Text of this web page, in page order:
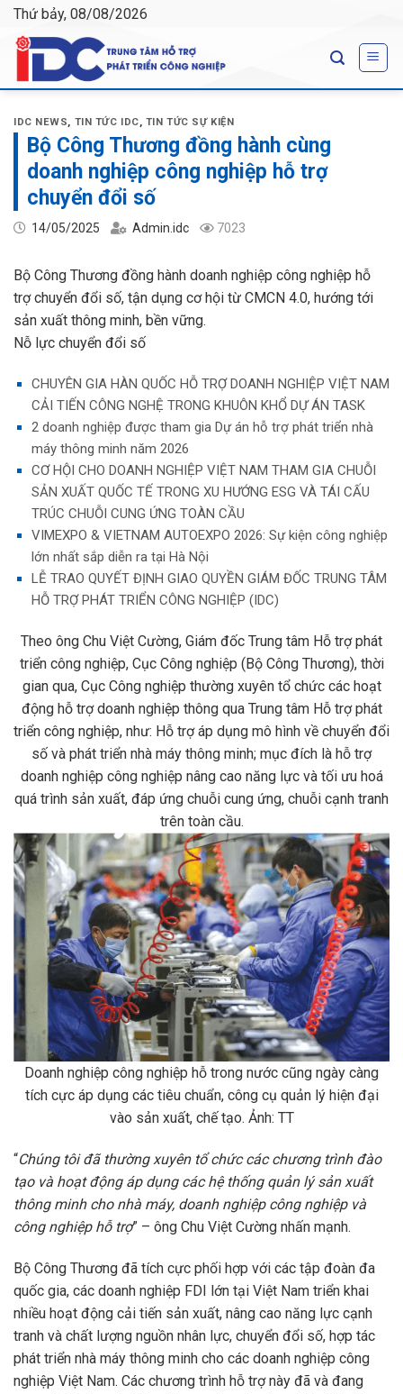
Skip
content
Thứ bảy, 08/08/2026
IDC NEWS, TIN TỨC IDC, TIN TỨC SỰ KIỆN
Bộ Công Thương đồng hành cùng
doanh nghiệp công nghiệp hỗ trợ
chuyển đổi số
14/05/2025 Admin.idc 7023
Bộ Công Thương đồng hành doanh nghiệp công nghiệp hỗ
trợ chuyển đổi số, tận dụng cơ hội từ CMCN 4.0, hướng tới
sản xuất thông minh, bền vững.
Nỗ lực chuyển đổi số
CHUYÊN GIA HÀN QUỐC HỖ TRỢ DOANH NGHIỆP VIỆT NAM
CẢI TIẾN CÔNG NGHỆ TRONG KHUÔN KHỔ DỰ ÁN TASK
2 doanh nghiệp được tham gia Dự án hỗ trợ phát triển nhà
máy thông minh năm 2026
CƠ HỘI CHO DOANH NGHIỆP VIỆT NAM THAM GIA CHUỖI
SẢN XUẤT QUỐC TẾ TRONG XU HƯỚNG ESG VÀ TÁI CẤU
TRÚC CHUỖI CUNG ỨNG TOÀN CẦU
VIMEXPO & VIETNAM AUTOEXPO 2026: Sự kiện công nghiệp
lớn nhất sắp diễn ra tại Hà Nội
LỄ TRAO QUYẾT ĐỊNH GIAO QUYỀN GIÁM ĐỐC TRUNG TÂM
HỖ TRỢ PHÁT TRIỂN CÔNG NGHIỆP (IDC)
Theo ông Chu Việt Cường, Giám đốc Trung tâm Hỗ trợ phát
triển công nghiệp, Cục Công nghiệp (Bộ Công Thương), thời
gian qua, Cục Công nghiệp thường xuyên tổ chức các hoạt
động hỗ trợ doanh nghiệp thông qua Trung tâm Hỗ trợ phát
triển công nghiệp, như: Hỗ trợ áp dụng mô hình về chuyển đổi
số và phát triển nhà máy thông minh; mục đích là hỗ trợ
doanh nghiệp công nghiệp nâng cao năng lực và tối ưu hoá
quá trình sản xuất, đáp ứng chuỗi cung ứng, chuỗi cạnh tranh
trên toàn cầu.
Doanh nghiệp công nghiệp hỗ trong nước cũng ngày càng
tích cực áp dụng các tiêu chuẩn, công cụ quản lý hiện đại
vào sản xuất, chế tạo. Ảnh: TT
“Chúng tôi đã thường xuyên tổ chức các chương trình đào
tạo và hoạt động áp dụng các hệ thống quản lý sản xuất
thông minh cho nhà máy, doanh nghiệp công nghiệp và
công nghiệp hỗ trợ” – ông Chu Việt Cường nhấn mạnh.
Bộ Công Thương đã tích cực phối hợp với các tập đoàn đa
quốc gia, các doanh nghiệp FDI lớn tại Việt Nam triển khai
nhiều hoạt động cải tiến sản xuất, nâng cao năng lực cạnh
tranh và chất lượng nguồn nhân lực, chuyển đổi số, hợp tác
phát triển nhà máy thông minh cho các doanh nghiệp công
nghiệp Việt Nam. Các chương trình hỗ trợ này đã và đang